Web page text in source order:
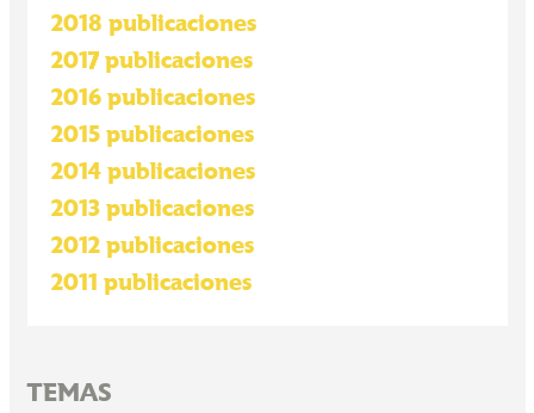
2018 publicaciones
2017 publicaciones
2016 publicaciones
2015 publicaciones
2014 publicaciones
2013 publicaciones
2012 publicaciones
2011 publicaciones
TEMAS